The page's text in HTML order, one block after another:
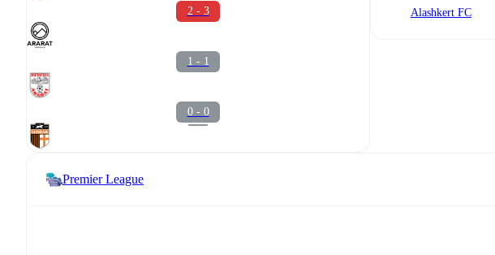
2 - 3
1 - 1
0 - 0
Alashkert FC
Premier League